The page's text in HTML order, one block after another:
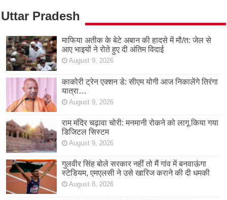
Uttar Pradesh
माफिया अतीक के बेटे अबान की हादसे में मौ/त: जेल से
आए भाइयों ने रोते हुए दी अंतिम विदाई
August 9, 2026
काकोरी ट्रेन एक्शन डे: सीएम योगी आज निकालेंगे तिरंगा
यात्रा…
August 9, 2026
राम मंदिर चढ़ावा चोरी: मनमानी रोकने को लागू किया गया
डिजिटल सिस्टम
August 9, 2026
गुलवीर सिंह बोले सरकार नहीं तो मैं गांव में बनवाऊंगा
स्टेडियम, एमएलसी ने उसे खारिज कराने की दी धमकी
August 8, 2026